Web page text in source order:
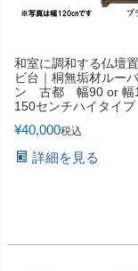
和室に調和する仏壇
ビ台｜桐無垢材ルー
ン 古都 幅90 or 幅
150センチハイタイプ
¥40,000税込
詳細を見る